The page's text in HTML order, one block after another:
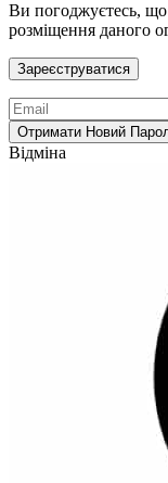
Ви погоджуєтесь,
розміщення даного
Відміна